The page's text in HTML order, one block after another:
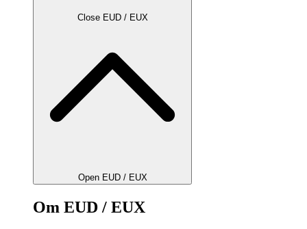
Close EUD / EUX
Open EUD / EUX
Om EUD / EUX